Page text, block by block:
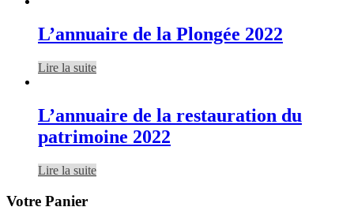
L’annuaire de la Plongée 2022
Lire la suite
L’annuaire de la restauration du
patrimoine 2022
Lire la suite
Votre Panier